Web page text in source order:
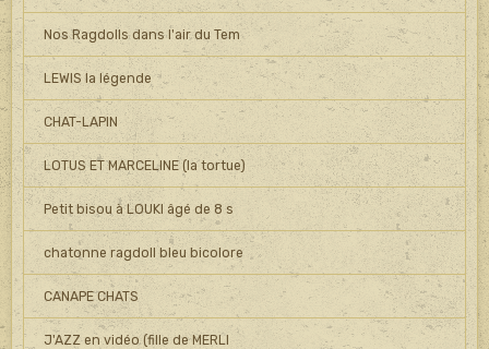
Nos Ragdolls dans l'air du Tem
LEWIS la légende
CHAT-LAPIN
LOTUS ET MARCELINE (la tortue)
Petit bisou à LOUKI âgé de 8 s
chatonne ragdoll bleu bicolore
CANAPE CHATS
J'AZZ en vidéo (fille de MERLI